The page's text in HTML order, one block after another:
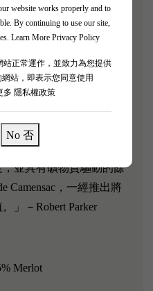
website works properly and to
By continuing to use our site,
Learn More Privacy Policy
站正常運作，並致力為您提供
站，即表示您同意使用
多 隱私權政策
No 否
後產生的令人驚訝的石
，這種酒的平衡性很
廣柔順。最後，黑櫻桃
荊芥和淡淡的花香隨著
酒的品質在口感上顯露
的骨氣和強度，在口中
並具有礦物質驅動的餘
Camensac，一經推出將
」－Robert Parker
Merlot